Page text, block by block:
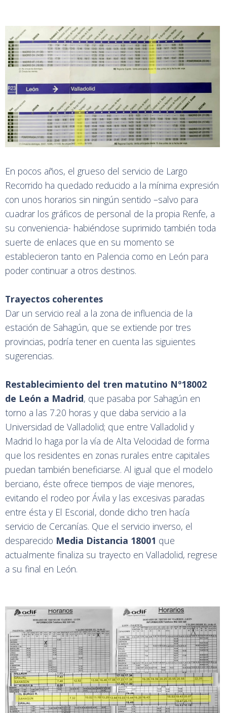
En pocos años, el grueso del servicio de Largo
Recorrido ha quedado reducido a la mínima expresión
con unos horarios sin ningún sentido –salvo para
cuadrar los gráficos de personal de la propia Renfe, a
su conveniencia- habiéndose suprimido también toda
suerte de enlaces que en su momento se
establecieron tanto en Palencia como en León para
poder continuar a otros destinos.
Trayectos coherentes
Dar un servicio real a la zona de influencia de la
estación de Sahagún, que se extiende por tres
provincias, podría tener en cuenta las siguientes
sugerencias.
Restablecimiento del tren matutino Nº18002
de León a Madrid, que pasaba por Sahagún en
torno a las 7.20 horas y que daba servicio a la
Universidad de Valladolid; que entre Valladolid y
Madrid lo haga por la vía de Alta Velocidad de forma
que los residentes en zonas rurales entre capitales
puedan también beneficiarse. Al igual que el modelo
berciano, éste ofrece tiempos de viaje menores,
evitando el rodeo por Ávila y las excesivas paradas
entre ésta y El Escorial, donde dicho tren hacía
servicio de Cercanías. Que el servicio inverso, el
desparecido Media Distancia 18001 que
actualmente finaliza su trayecto en Valladolid, regrese
a su final en León.